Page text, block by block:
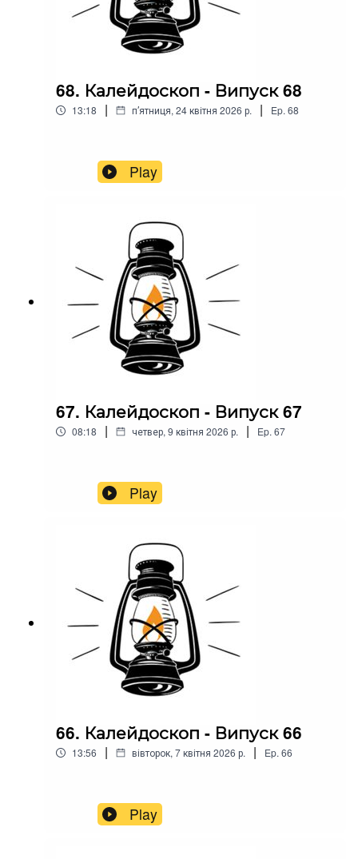
68. Калейдоскоп - Випуск 68
13:18 | пʼятниця, 24 квітня 2026 р. | Ep. 68
Play
67. Калейдоскоп - Випуск 67
08:18 | четвер, 9 квітня 2026 р. | Ep. 67
Play
66. Калейдоскоп - Випуск 66
13:56 | вівторок, 7 квітня 2026 р. | Ep. 66
Play